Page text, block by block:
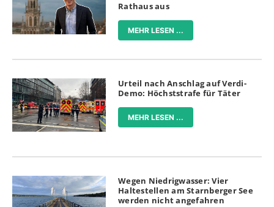
Rathaus aus
MEHR LESEN ...
Urteil nach Anschlag auf Verdi-
Demo: Höchststrafe für Täter
MEHR LESEN ...
Wegen Niedrigwasser: Vier
Haltestellen am Starnberger See
werden nicht angefahren